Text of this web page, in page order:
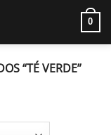
0
“TÉ VERDE”